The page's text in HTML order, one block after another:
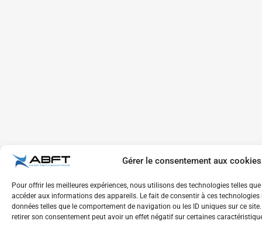
Gérer le consentement aux cookies
Pour offrir les meilleures expériences, nous utilisons des technologies telles
accéder aux informations des appareils. Le fait de consentir à ces
données telles que le comportement de navigation ou les ID uniques sur ce
retirer son consentement peut avoir un effet négatif sur certaines